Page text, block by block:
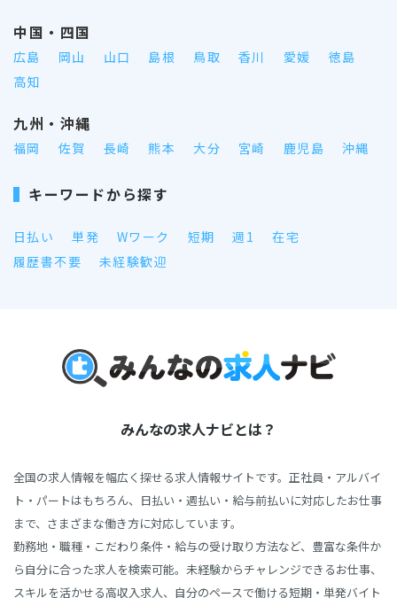
中国・四国
広島 岡山 山口 島根 鳥取 香川 愛媛
徳島
高知
九州・沖縄
福岡 佐賀 長崎 熊本 大分 宮崎 鹿児島 沖縄
キーワードから探す
日払い 単発 Wワーク 短期 週1
在宅
履歴書不要
未経験歓迎
みんなの求人ナビとは？
全国の求人情報を幅広く探せる求人情報サイトです。正社員・アルバイ
ト・パートはもちろん、日払い・週払い・給与前払いに対応したお仕事
まで、さまざまな働き方に対応しています。
勤務地・職種・こだわり条件・給与の受け取り方法など、豊富な条件か
ら自分に合った求人を検索可能。未経験からチャレンジできるお仕事、
スキルを活かせる高収入求人、自分のペースで働ける短期・単発バイト